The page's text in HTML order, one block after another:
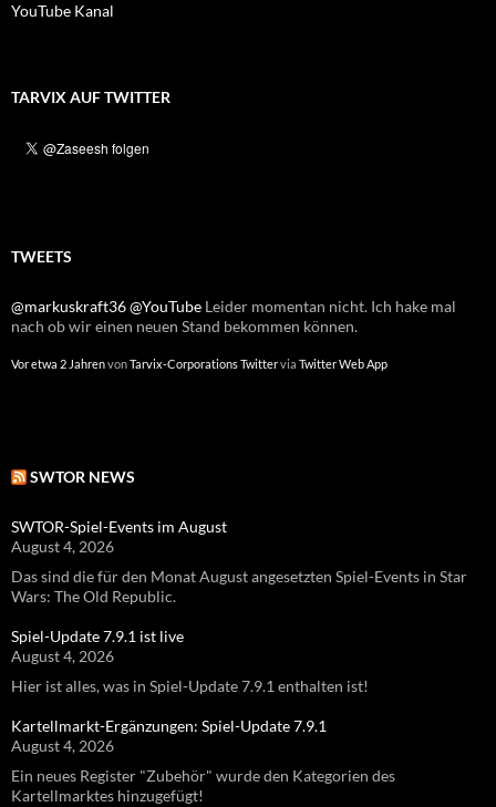
YouTube Kanal
TARVIX AUF TWITTER
TWEETS
@markuskraft36@YouTube Leider momentan nicht. Ich hake mal
nach ob wir einen neuen Stand bekommen können.
Vor etwa 2 JahrenvonTarvix-Corporations Twittervia Twitter Web App
SWTOR NEWS
SWTOR-Spiel-Events im August
August 4, 2026
Das sind die für den Monat August angesetzten Spiel-Events in Star
Wars: The Old Republic.
Spiel-Update 7.9.1 ist live
August 4, 2026
Hier ist alles, was in Spiel-Update 7.9.1 enthalten ist!
Kartellmarkt-Ergänzungen: Spiel-Update 7.9.1
August 4, 2026
Ein neues Register "Zubehör" wurde den Kategorien des
Kartellmarktes hinzugefügt!